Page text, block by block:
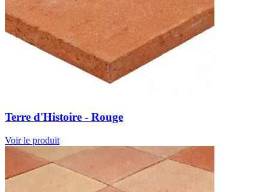
Terre d'Histoire - Rouge
Voir le produit